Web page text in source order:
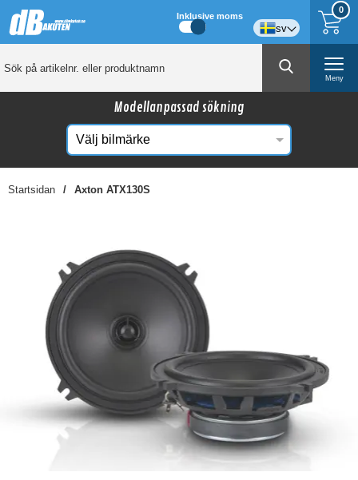
0
Inklusive moms
sv
Meny
Modellanpassad sökning
Startsidan Axton ATX130S
dig?